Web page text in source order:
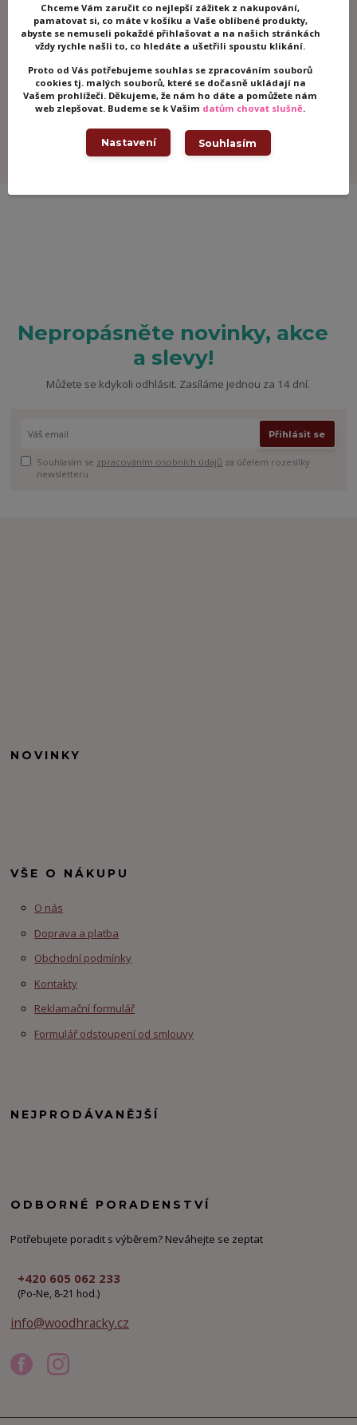
Objednejte za 2000,- a dopravu zaplatíme za Vás.
Odesíláme do 24 hodin!
Odpovíme do 30 minut!
Zavolejte nám nebo napište, rádi Vám se vším poradíme.
Zboží kontrolujeme!
Všechny hračky kontrolujeme, abychom měli jistotu, že k
Vám dorazí v pořádku.
Nepropásněte novinky, akce
a slevy!
Můžete se kdykoli odhlásit. Zasíláme jednou za 14 dní.
Přihlásit se
Souhlasím se zpracováním osobních údajů za účelem rozesílky
newsletteru.
NOVINKY
VŠE O NÁKUPU
O nás
Doprava a platba
Obchodní podmínky
Kontakty
Reklamační formulář
Formulář odstoupení od smlouvy
NEJPRODÁVANĚJŠÍ
ODBORNÉ PORADENSTVÍ
Potřebujete poradit s výběrem? Neváhejte se zeptat
+420 605 062 233
(Po-Ne, 8-21 hod.)
info@woodhracky.cz
Chceme Vám zaručit co nejlepší zážitek z nakupování,
pamatovat si, co máte v košíku a Vaše oblíbené produkty,
abyste se nemuseli pokaždé přihlašovat a na našich stránkách
vždy rychle našli to, co hledáte a ušetřili spoustu klikání.
Proto od Vás potřebujeme souhlas se zpracováním souborů
cookies tj. malých souborů, které se dočasně ukládají na
Vašem prohlížeči. Děkujeme, že nám ho dáte a pomůžete nám
web zlepšovat. Budeme se k Vašim datům chovat slušně.
Nastavení Souhlasím